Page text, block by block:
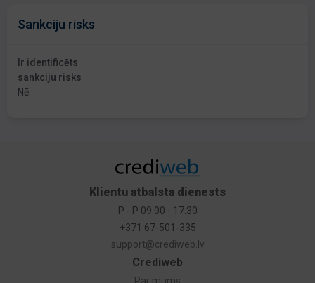
Sankciju risks
Ir identificēts
sankciju risks
Nē
Crediweb
Klientu atbalsta dienests
P - P 09:00 - 17:30
+371 67-501-335
support@crediweb.lv